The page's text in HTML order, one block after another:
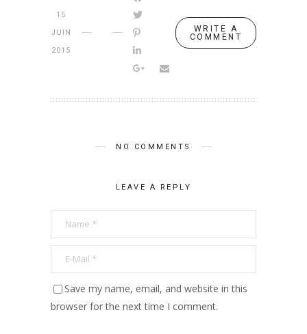
15
JUIN
2015
WRITE A
COMMENT
NO COMMENTS
LEAVE A REPLY
Save my name, email, and website in this
browser for the next time I comment.